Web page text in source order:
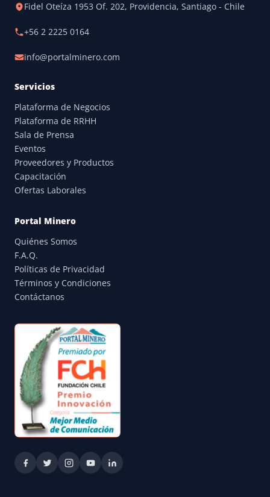
Fidel Oteíza 1953 Of. 202, Providencia, Santiago - Chile
+56 2 2225 0164
info@portalminero.com
Servicios
Plataforma de Negocios
Plataforma de RRHH
Sala de Prensa
Eventos
Proveedores y Productos
Capacitación
Ofertas Laborales
Portal Minero
Quiénes Somos
F.A.Q.
Políticas de Privacidad
Términos y Condiciones
Contáctanos